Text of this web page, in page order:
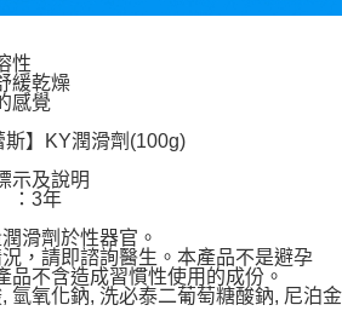
性
緩乾燥
感覺
】KY潤滑劑(100g)
示及說明
：3年
滑劑於性器官。
，請即諮詢醫生。本產品不是避孕
品不含造成習慣性使用的成份。
氫氧化鈉, 洗必泰二葡萄糖酸鈉, 尼泊金